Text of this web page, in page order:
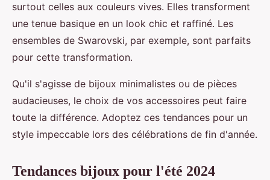
surtout celles aux couleurs vives. Elles transforment
une tenue basique en un look chic et raffiné. Les
ensembles de Swarovski, par exemple, sont parfaits
pour cette transformation.
Qu'il s'agisse de bijoux minimalistes ou de pièces
audacieuses, le choix de vos accessoires peut faire
toute la différence. Adoptez ces tendances pour un
style impeccable lors des célébrations de fin d'année.
Tendances bijoux pour l'été 2024